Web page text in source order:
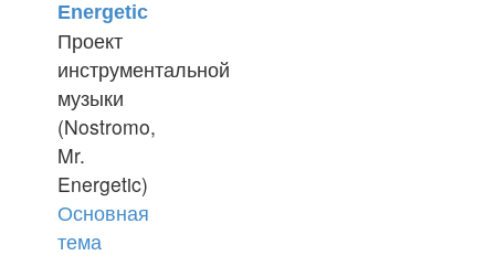
Energetic
Проект
инструментальной
музыки
(Nostromo,
Mr.
Energetic)
Основная
тема